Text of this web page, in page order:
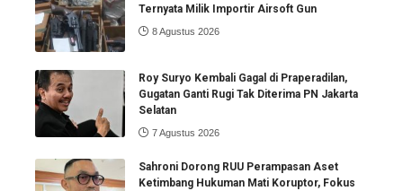
Ternyata Milik Importir Airsoft Gun
8 Agustus 2026
Roy Suryo Kembali Gagal di Praperadilan,
Gugatan Ganti Rugi Tak Diterima PN Jakarta
Selatan
7 Agustus 2026
Sahroni Dorong RUU Perampasan Aset
Ketimbang Hukuman Mati Koruptor, Fokus